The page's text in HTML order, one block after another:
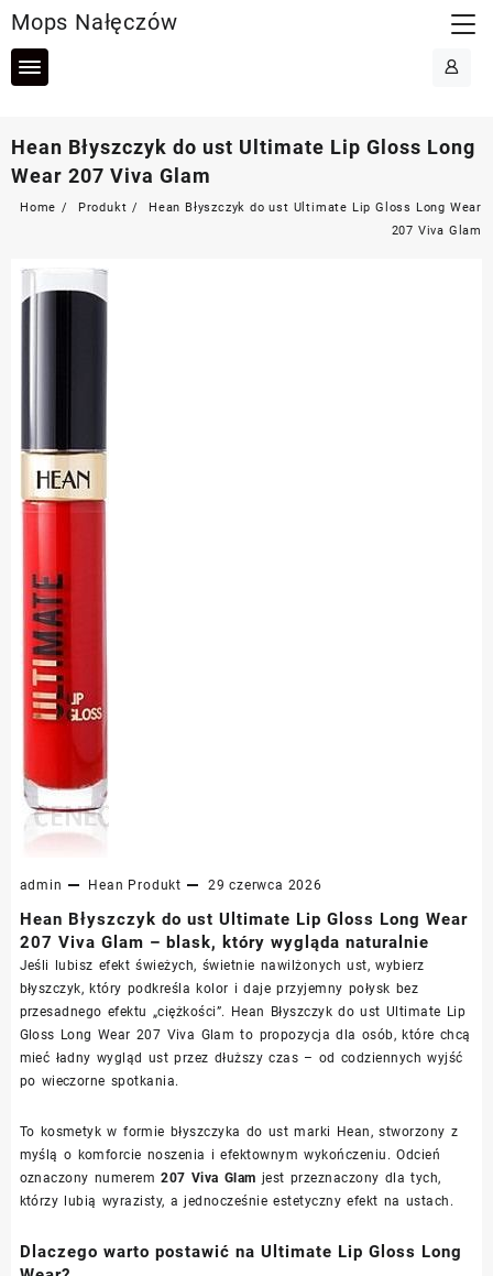
to
content
Mops Nałęczów
Hean Błyszczyk do ust Ultimate Lip Gloss Long
Wear 207 Viva Glam
Home Produkt
Hean Błyszczyk do ust Ultimate Lip Gloss Long Wear
207 Viva Glam
admin Hean Produkt 29 czerwca 2026
Hean Błyszczyk do ust Ultimate Lip Gloss Long Wear
207 Viva Glam – blask, który wygląda naturalnie
Jeśli lubisz efekt świeżych, świetnie nawilżonych ust, wybierz
błyszczyk, który podkreśla kolor i daje przyjemny połysk bez
przesadnego efektu „ciężkości”. Hean Błyszczyk do ust Ultimate Lip
Gloss Long Wear 207 Viva Glam to propozycja dla osób, które chcą
mieć ładny wygląd ust przez dłuższy czas – od codziennych wyjść
po wieczorne spotkania.
To kosmetyk w formie błyszczyka do ust marki Hean, stworzony z
myślą o komforcie noszenia i efektownym wykończeniu. Odcień
oznaczony numerem207 Viva Glam jest przeznaczony dla tych,
którzy lubią wyrazisty, a jednocześnie estetyczny efekt na ustach.
Dlaczego warto postawić na Ultimate Lip Gloss Long